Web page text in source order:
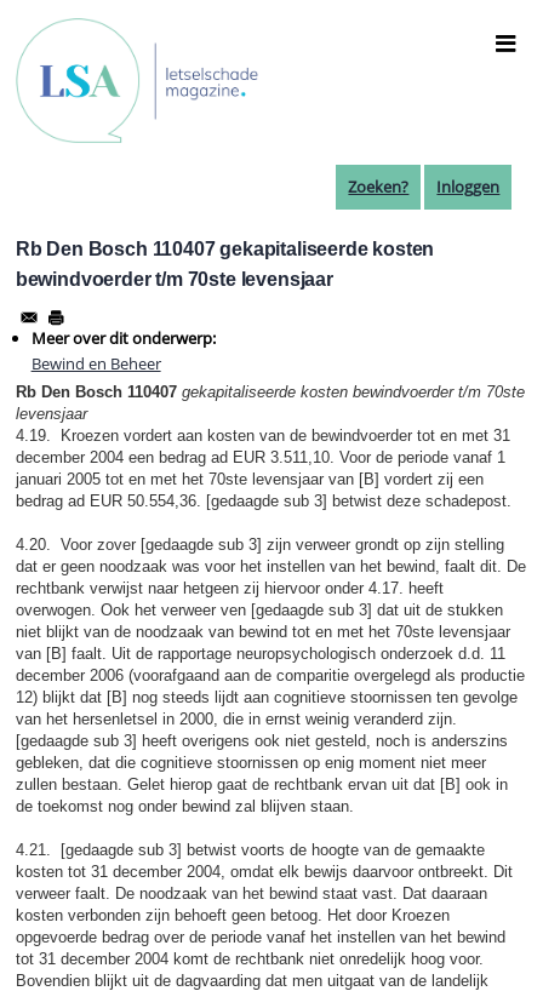
naar
de
inhoud
gaan
Zoeken? Inloggen
Rb Den Bosch 110407 gekapitaliseerde kosten
bewindvoerder t/m 70ste levensjaar
Meer over dit onderwerp:
Bewind en Beheer
Rb Den Bosch 110407 gekapitaliseerde kosten bewindvoerder t/m 70ste
levensjaar
4.19. Kroezen vordert aan kosten van de bewindvoerder tot en met 31
december 2004 een bedrag ad EUR 3.511,10. Voor de periode vanaf 1
januari 2005 tot en met het 70ste levensjaar van [B] vordert zij een
bedrag ad EUR 50.554,36. [gedaagde sub 3] betwist deze schadepost.
4.20. Voor zover [gedaagde sub 3] zijn verweer grondt op zijn stelling
dat er geen noodzaak was voor het instellen van het bewind, faalt dit. De
rechtbank verwijst naar hetgeen zij hiervoor onder 4.17. heeft
overwogen. Ook het verweer ven [gedaagde sub 3] dat uit de stukken
niet blijkt van de noodzaak van bewind tot en met het 70ste levensjaar
van [B] faalt. Uit de rapportage neuropsychologisch onderzoek d.d. 11
december 2006 (voorafgaand aan de comparitie overgelegd als productie
12) blijkt dat [B] nog steeds lijdt aan cognitieve stoornissen ten gevolge
van het hersenletsel in 2000, die in ernst weinig veranderd zijn.
[gedaagde sub 3] heeft overigens ook niet gesteld, noch is anderszins
gebleken, dat die cognitieve stoornissen op enig moment niet meer
zullen bestaan. Gelet hierop gaat de rechtbank ervan uit dat [B] ook in
de toekomst nog onder bewind zal blijven staan.
4.21. [gedaagde sub 3] betwist voorts de hoogte van de gemaakte
kosten tot 31 december 2004, omdat elk bewijs daarvoor ontbreekt. Dit
verweer faalt. De noodzaak van het bewind staat vast. Dat daaraan
kosten verbonden zijn behoeft geen betoog. Het door Kroezen
opgevoerde bedrag over de periode vanaf het instellen van het bewind
tot 31 december 2004 komt de rechtbank niet onredelijk hoog voor.
Bovendien blijkt uit de dagvaarding dat men uitgaat van de landelijk